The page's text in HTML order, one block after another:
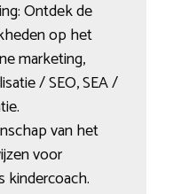
Ontdek de
op het
marketing,
/ SEO, SEA /
van het
voor
kindercoach.